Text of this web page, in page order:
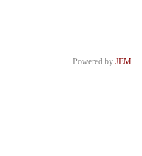
Powered by JEM